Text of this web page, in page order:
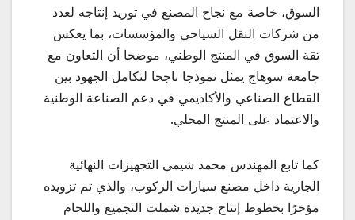
السوق، خاصة مع نجاح المصنع في توريد إنتاجه لعدد
من شركات النقل السياحي والمؤسسات، بما يعكس
ثقة السوق في المنتج الوطني، موضحا أن التعاون مع
جامعة سوهاج يمثل نموذجا ناجحا لتكامل الجهود بين
القطاع الصناعي والأكاديمي في دعم الصناعة الوطنية
والاعتماد على المنتج المحلي.
كما تابع المهندس محمد شيمي التجهيزات النهائية
الجارية داخل مصنع سيارات الركوب، والذي تم تزويده
مؤخرًا بخطوط إنتاج جديدة شملت التجميع واللحام